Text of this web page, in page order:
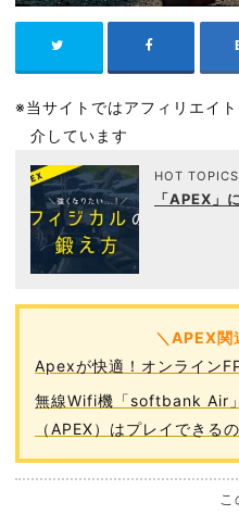
※当サイトではアフィリエイ
介しています
HOT
「APEX」
＼APEX関
Apexが快適！オンライン
無線Wifi機「softbank Air
（APEX）はプレイできる